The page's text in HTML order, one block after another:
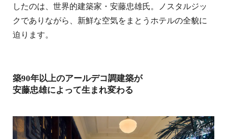
したのは、世界的建築家・安藤忠雄氏。ノスタルジッ
クでありながら、新鮮な空気をまとうホテルの全貌に
迫ります。
築90年以上のアールデコ調建築が
安藤忠雄によって生まれ変わる